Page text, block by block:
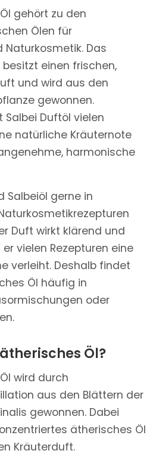
gehört zu den
Ölen für
Das
einen frischen,
und wird aus den
gewonnen.
Salbei Duftöl vielen
natürliche Kräuternote
harmonische
Salbeiöl gerne in
Duft wirkt klärend und
vielen Rezepturen eine
verleiht. Deshalb findet
Öl häufig in
oder
Öl?
wird durch
aus den Blättern der
gewonnen. Dabei
ätherisches Öl
Kräuterduft.